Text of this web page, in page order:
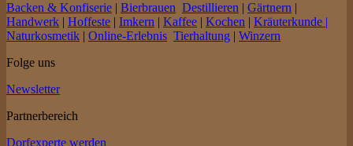
Backen & Konfiserie | Bierbrauen Destillieren | Gärtnern |
Handwerk | Hoffeste | Imkern | Kaffee | Kochen | Kräuterkunde |
Naturkosmetik | Online-Erlebnis Tierhaltung | Winzern
Folge uns
Newsletter
Partnerbereich
Dorfexperte werden